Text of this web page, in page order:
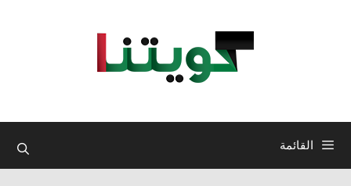
القائمة